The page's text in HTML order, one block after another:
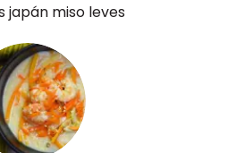
japán miso leves